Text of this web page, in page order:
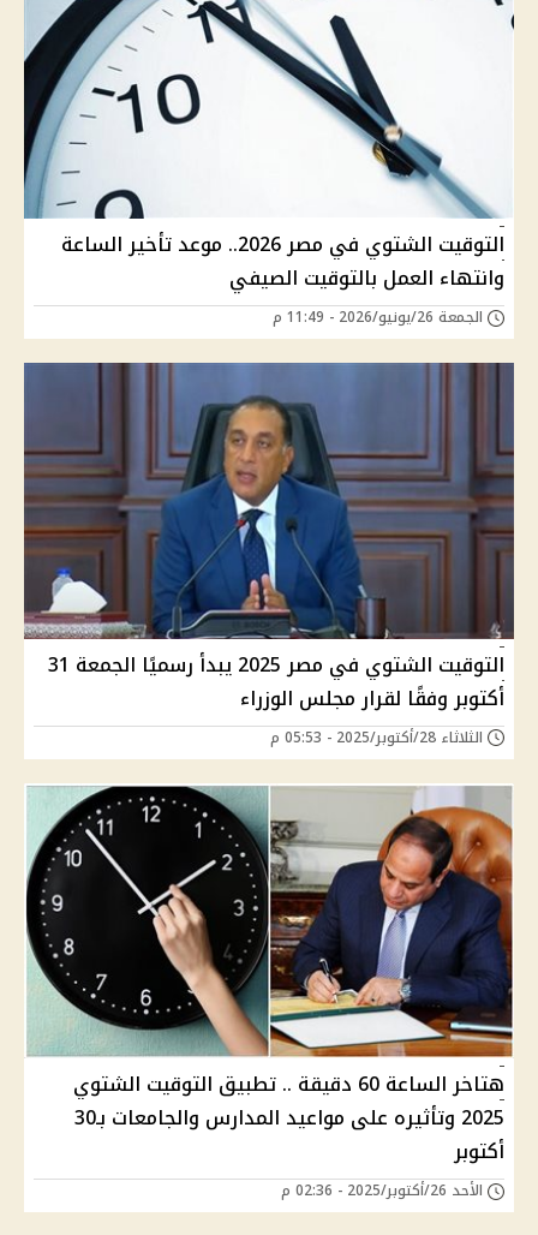
التوقيت الشتوي في مصر 2026.. موعد تأخير الساعة
وانتهاء العمل بالتوقيت الصيفي
الجمعة 26/يونيو/2026 - 11:49 م
التوقيت الشتوي في مصر 2025 يبدأ رسميًا الجمعة 31
أكتوبر وفقًا لقرار مجلس الوزراء
الثلاثاء 28/أكتوبر/2025 - 05:53 م
هتاخر الساعة 60 دقيقة .. تطبيق التوقيت الشتوي
2025 وتأثيره على مواعيد المدارس والجامعات بـ30
أكتوبر
الأحد 26/أكتوبر/2025 - 02:36 م